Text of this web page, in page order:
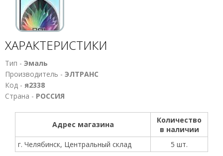
ХАРАКТЕРИСТИКИ
Тип - Эмаль
Производитель - ЭЛТРАНС
Код - я2338
Страна - РОССИЯ
Адрес магазина
Количество
в наличии
г. Челябинск, Центральный склад
5 шт.